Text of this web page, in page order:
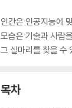
인간은 인공지능에
모습은 기술과 사람
그 실마리를 찾을 수
목차